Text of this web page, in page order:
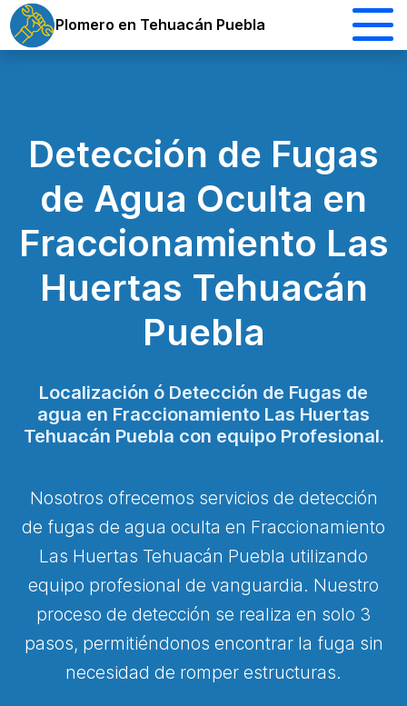
Plomero en Tehuacán Puebla
Detección de Fugas
de Agua Oculta en
Fraccionamiento Las
Huertas Tehuacán
Puebla
Localización ó Detección de Fugas de
agua en Fraccionamiento Las Huertas
Tehuacán Puebla con equipo Profesional.
Nosotros ofrecemos servicios de detección
de fugas de agua oculta en Fraccionamiento
Las Huertas Tehuacán Puebla utilizando
equipo profesional de vanguardia. Nuestro
proceso de detección se realiza en solo 3
pasos, permitiéndonos encontrar la fuga sin
necesidad de romper estructuras.